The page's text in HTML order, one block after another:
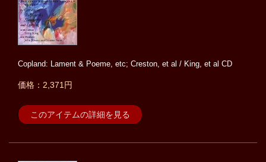
Copland: Lament & Poeme, etc; Creston, et al / King, et al CD
価格：2,371円
このアイテムの詳細を見る